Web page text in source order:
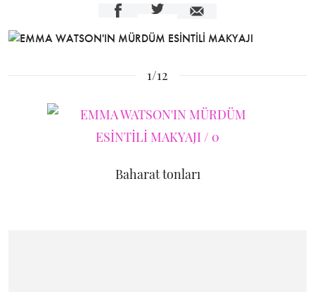
1/12
Baharat tonları